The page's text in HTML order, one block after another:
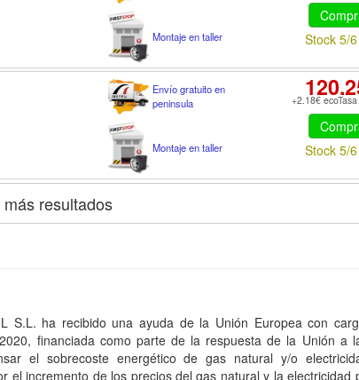
Montaje en taller
Stock 5/
Envío gratuito en
peninsula
Montaje en taller
+2.18€
Stock 5/
resultados
S.L. ha recibido una ayuda de la Unión Europea con
financiada como parte de la respuesta de la Unión a
el sobrecoste energético de gas natural y/o
el incremento de los precios del gas natural y la electricidad